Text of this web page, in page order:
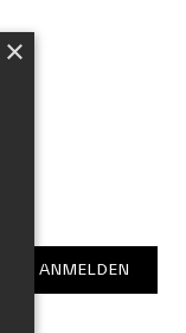
ANMELDEN
×